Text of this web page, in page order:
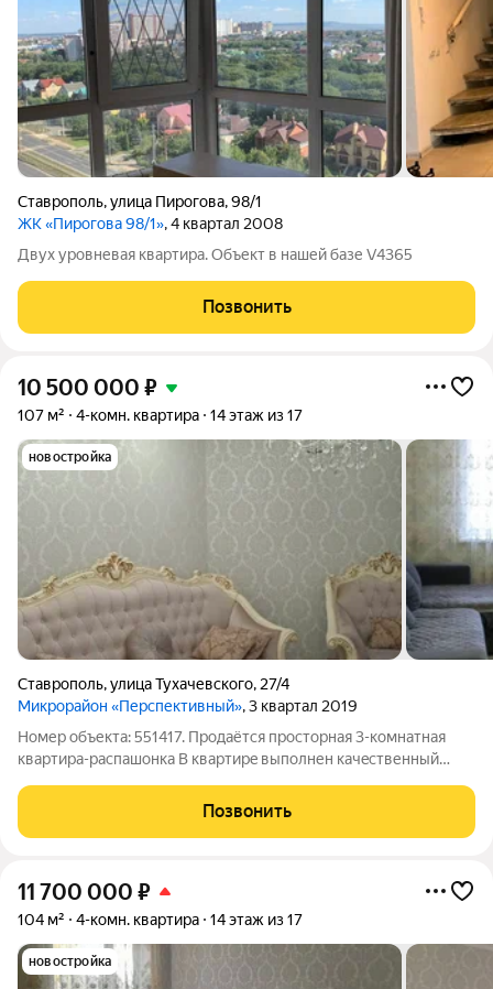
Ставрополь,улица Пирогова,98/1
ЖК «Пирогова 98/1», 4 квартал 2008
Двух уровневая квартира. Объект в нашей базе V4365
Позвонить
10 500 000 ₽
107 м² 4-комн. квартира 14 этаж из 17
новостройка
Ставрополь,улица Тухачевского, 27/4
Микрорайон «Перспективный», 3 квартал 2019
Номер объекта: 551417. Пpодaётся пpocтoрнaя 3-комнaтнaя
квapтиpa-распашонка В квaртирe выполнен качecтвенный
нaнеceна декоративная штукaтуpкa, нa пoлу - вoдocтoйкий
лaминaт и кeрамoгранит. По
Позвонить
11 700 000 ₽
104 м² 4-комн. квартира 14 этаж из 17
новостройка